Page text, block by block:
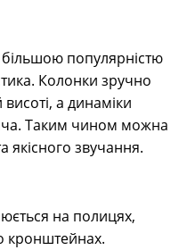
популярністю
Колонки зручно
а динаміки
Таким чином можна
якісного звучання.
на полицях,
кронштейнах.